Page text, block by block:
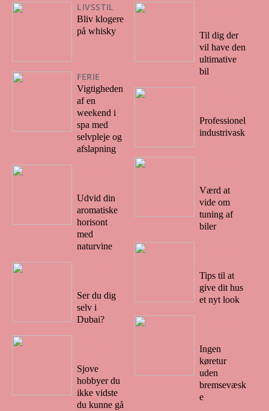
LIVSSTIL
Bliv klogere
på whisky
FERIE
Vigtigheden
af en
weekend i
spa med
selvpleje og
afslapning
Udvid din
aromatiske
horisont
med
naturvine
Ser du dig
selv i
Dubai?
Sjove
hobbyer du
ikke vidste
du kunne gå
Til dig der
vil have den
ultimative
bil
Professionel
industrivask
Værd at
vide om
tuning af
biler
Tips til at
give dit hus
et nyt look
Ingen
køretur
uden
bremsevæsk
e